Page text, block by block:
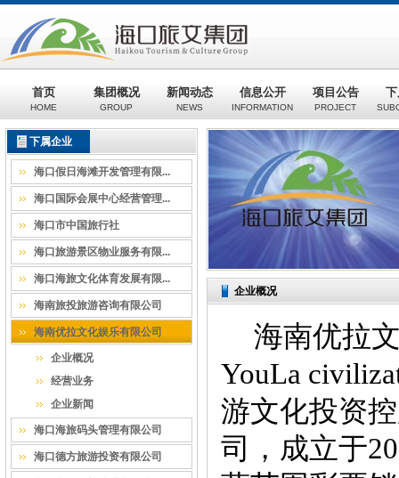
首页
HOME
集团概况
GROUP
新闻动态
NEWS
信息公开
INFORMATION
项目公告
PROJECT
下属企业
海口假日海滩开发管理有限...
海口国际会展中心经营管理...
海口市中国旅行社
海口旅游景区物业服务有限...
海口海旅文化体育发展有限...
海南旅投旅游咨询有限公司
海南优拉文化娱乐有限公司
企业概况
经营业务
企业新闻
海口海旅码头管理有限公司
海口德方旅游投资有限公司
企业概况
海南优拉
YouLa
游文化投资
司， 成立于